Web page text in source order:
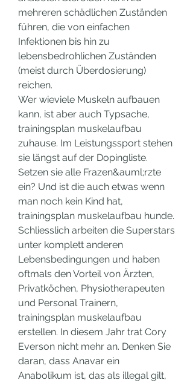
mehreren schädlichen Zuständen
führen, die von einfachen
Infektionen bis hin zu
lebensbedrohlichen Zuständen
(meist durch Überdosierung)
reichen.
Wer wieviele Muskeln aufbauen
kann, ist aber auch Typsache,
trainingsplan muskelaufbau
zuhause. Im Leistungssport stehen
sie längst auf der Dopingliste.
Setzen sie alle Frazen&auml;rzte
ein? Und ist die auch etwas wenn
man noch kein Kind hat,
trainingsplan muskelaufbau hunde.
Schliesslich arbeiten die Superstars
unter komplett anderen
Lebensbedingungen und haben
oftmals den Vorteil von Ärzten,
Privatköchen, Physiotherapeuten
und Personal Trainern,
trainingsplan muskelaufbau
erstellen. In diesem Jahr trat Cory
Everson nicht mehr an. Denken Sie
daran, dass Anavar ein
Anabolikum ist, das als illegal gilt,